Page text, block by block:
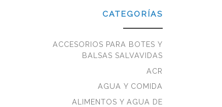
CATEGORÍAS
ACCESORIOS PARA BOTES Y
BALSAS SALVAVIDAS
ACR
AGUA Y COMIDA
ALIMENTOS Y AGUA DE